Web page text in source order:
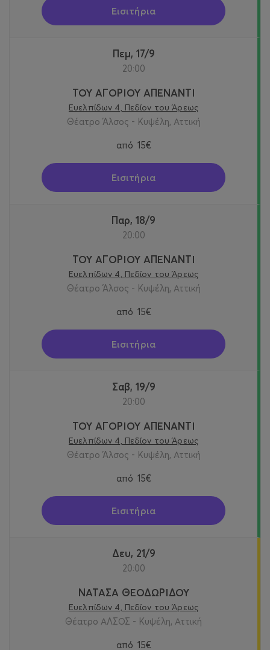
Εισιτήρια
Πεμ, 17/9
20:00
ΤΟΥ ΑΓΟΡΙΟΥ ΑΠΕΝΑΝΤΙ
Ευελπίδων 4, Πεδίον του Άρεως
Θέατρο Άλσος - Κυψέλη, Αττική
από 15€
Εισιτήρια
Παρ, 18/9
20:00
ΤΟΥ ΑΓΟΡΙΟΥ ΑΠΕΝΑΝΤΙ
Ευελπίδων 4, Πεδίον του Άρεως
Θέατρο Άλσος - Κυψέλη, Αττική
από 15€
Εισιτήρια
Σαβ, 19/9
20:00
ΤΟΥ ΑΓΟΡΙΟΥ ΑΠΕΝΑΝΤΙ
Ευελπίδων 4, Πεδίον του Άρεως
Θέατρο Άλσος - Κυψέλη, Αττική
από 15€
Εισιτήρια
Δευ, 21/9
20:00
ΝΑΤΑΣΑ ΘΕΟΔΩΡΙΔΟΥ
Ευελπίδων 4, Πεδίον του Άρεως
Θέατρο ΑΛΣΟΣ - Κυψέλη, Αττική
από 15€